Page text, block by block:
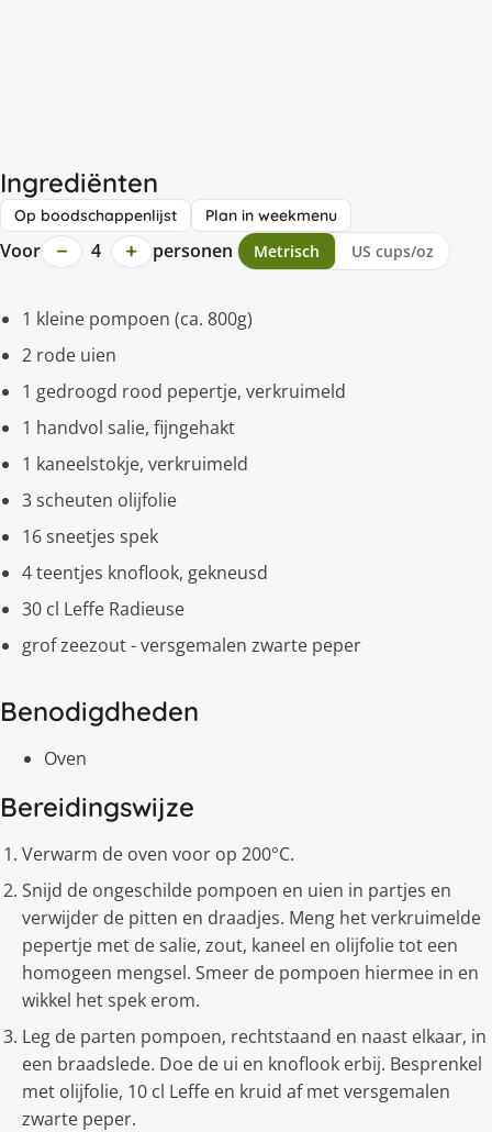
Ingrediënten
Op boodschappenlijst Plan in weekmenu
Voor − 4 + personen Metrisch US cups/oz
1 kleine pompoen (ca. 800g)
2 rode uien
1 gedroogd rood pepertje, verkruimeld
1 handvol salie, fijngehakt
1 kaneelstokje, verkruimeld
3 scheuten olijfolie
16 sneetjes spek
4 teentjes knoflook, gekneusd
30 cl Leffe Radieuse
grof zeezout - versgemalen zwarte peper
Benodigdheden
Oven
Bereidingswijze
Verwarm de oven voor op 200°C.
Snijd de ongeschilde pompoen en uien in partjes en
verwijder de pitten en draadjes. Meng het verkruimelde
pepertje met de salie, zout, kaneel en olijfolie tot een
homogeen mengsel. Smeer de pompoen hiermee in en
wikkel het spek erom.
Leg de parten pompoen, rechtstaand en naast elkaar, in
een braadslede. Doe de ui en knoflook erbij. Besprenkel
met olijfolie, 10 cl Leffe en kruid af met versgemalen
zwarte peper.